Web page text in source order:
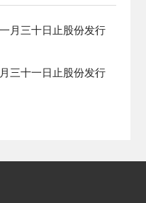
月三十日止股份发行
三十一日止股份发行